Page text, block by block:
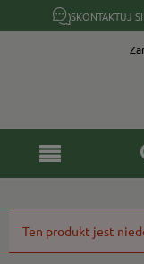
SKONTAKTUJ
Ten produkt jest